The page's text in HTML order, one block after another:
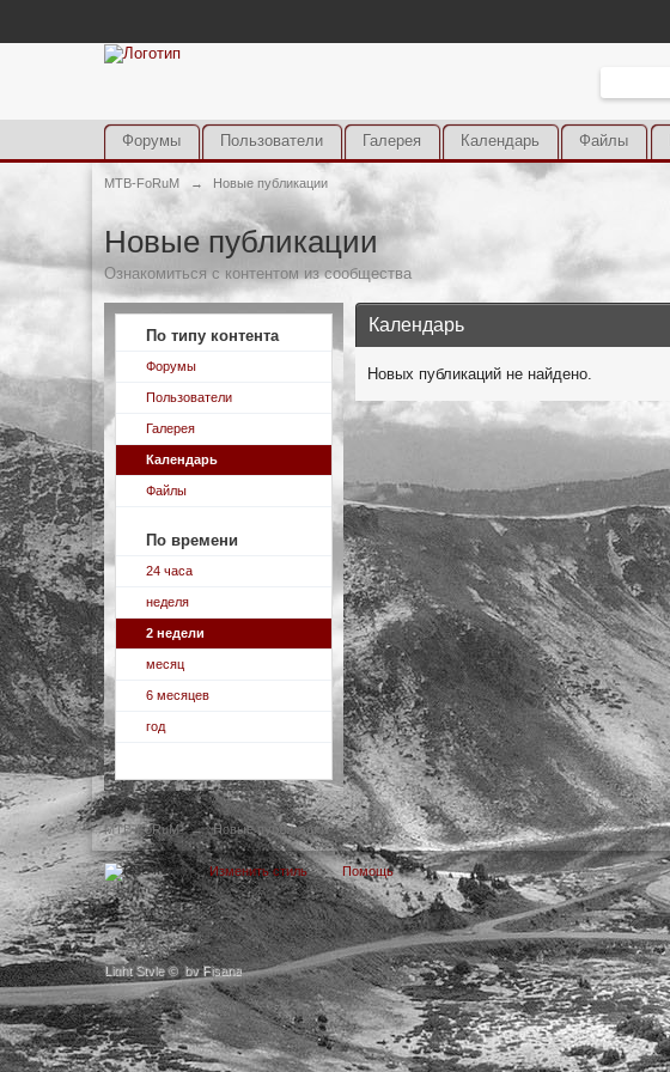
Light Style © by Fisana
Форумы Пользователи Галерея Календарь Файлы
MTB-FoRuM → Новые публикации
Новые публикации
Ознакомиться с контентом из сообщества
По типу контента
Форумы
Пользователи
Галерея
Календарь
Файлы
По времени
24 часа
неделя
2 недели
месяц
6 месяцев
год
Календарь
Новых публикаций не найдено.
MTB-FoRuM → Новые публикации
Изменить стиль Помощь